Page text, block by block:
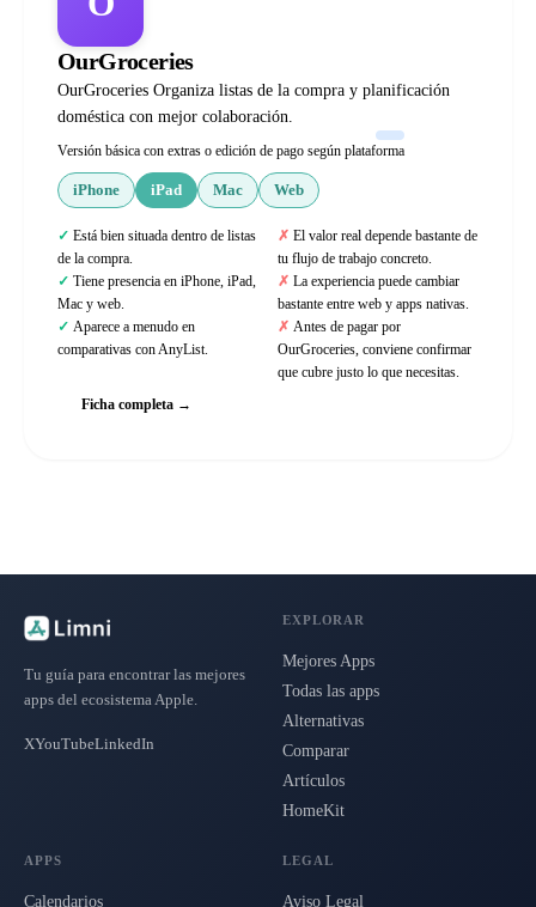
OurGroceries
OurGroceries Organiza listas de la compra y planificación
doméstica con mejor colaboración.
Versión básica con extras o edición de pago según plataforma
iPhone iPad Mac Web
Está bien situada dentro de listas
de la compra.
Tiene presencia en iPhone, iPad,
Mac y web.
Aparece a menudo en
comparativas con AnyList.
El valor real depende bastante de
tu flujo de trabajo concreto.
La experiencia puede cambiar
bastante entre web y apps nativas.
Antes de pagar por
OurGroceries, conviene confirmar
que cubre justo lo que necesitas.
Ficha completa →
Tu guía para encontrar las mejores
apps del ecosistema Apple.
XYouTubeLinkedIn
EXPLORAR
Mejores Apps
Todas las apps
Alternativas
Comparar
Artículos
HomeKit
APPS
Calendarios
LEGAL
Aviso Legal